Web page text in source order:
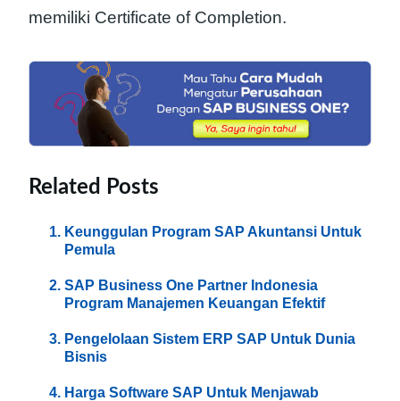
memiliki Certificate of Completion.
Related Posts
Keunggulan Program SAP Akuntansi Untuk
Pemula
SAP Business One Partner Indonesia
Program Manajemen Keuangan Efektif
Pengelolaan Sistem ERP SAP Untuk Dunia
Bisnis
Harga Software SAP Untuk Menjawab